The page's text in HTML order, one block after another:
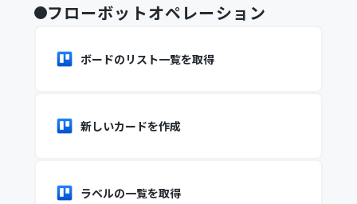
フローボットオペレーション
ボードのリスト一覧を取得
新しいカードを作成
ラベルの一覧を取得